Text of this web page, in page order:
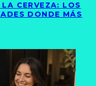
CERVEZA: LOS
DONDE MÁS